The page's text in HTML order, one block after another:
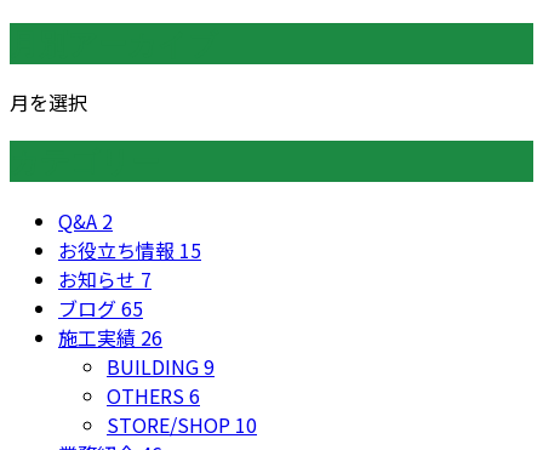
月を選択
Q&A 2
お役立ち情報 15
お知らせ 7
ブログ65
施工実績 26
BUILDING9
OTHERS6
STORE/SHOP 10